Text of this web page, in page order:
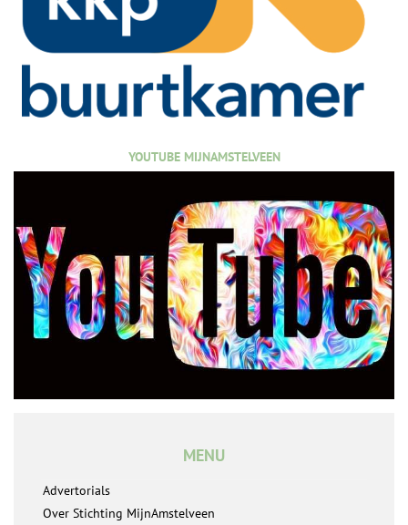
YOUTUBE MIJNAMSTELVEEN
MENU
Advertorials
Over Stichting MijnAmstelveen